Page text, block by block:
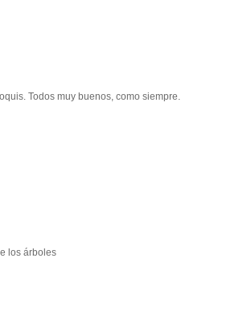
Todos muy buenos, como siempre.
los árboles